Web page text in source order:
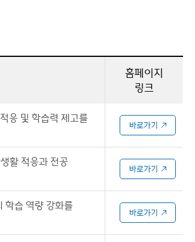
홈페이지
링크
응 및 학습력 제고를
바로가기
활 적응과 전공
바로가기
습 역량 강화를
바로가기